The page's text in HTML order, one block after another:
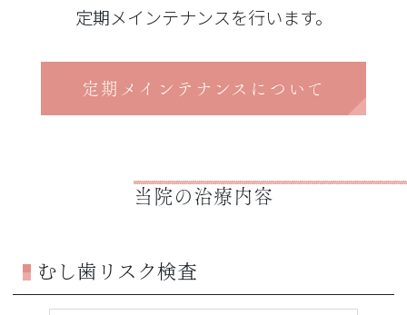
定期メインテナンスを行います。
定期メインテナンスについて
当院の治療内容
むし歯リスク検査